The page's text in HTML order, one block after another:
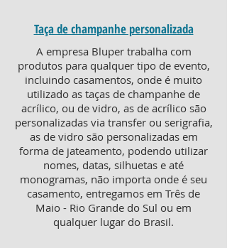
Taça de champanhe personalizada
A empresa Bluper trabalha com
produtos para qualquer tipo de evento,
incluindo casamentos, onde é muito
utilizado as taças de champanhe de
acrílico, ou de vidro, as de acrílico são
personalizadas via transfer ou serigrafia,
as de vidro são personalizadas em
forma de jateamento, podendo utilizar
nomes, datas, silhuetas e até
monogramas, não importa onde é seu
casamento, entregamos em Três de
Maio - Rio Grande do Sul ou em
qualquer lugar do Brasil.